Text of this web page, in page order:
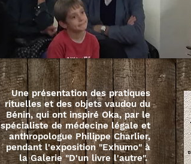
Une présentation des pratiques
rituelles et des objets vaudou du
Bénin, qui ont inspiré Oka, par le
spécialiste de médecine légale et
anthropologue Philippe Charlier,
pendant l'exposition "Exhumo" à
la Galerie "D'un livre l'autre".